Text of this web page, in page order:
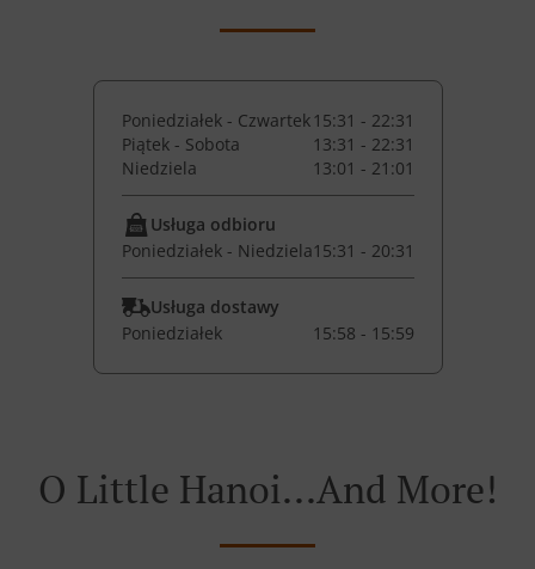
Poniedziałek - Czwartek15:31 - 22:31
Piątek - Sobota
13:31 - 22:31
Niedziela
13:01 - 21:01
Usługa odbioru
Poniedziałek - Niedziela15:31 - 20:31
Usługa dostawy
Poniedziałek
15:58 - 15:59
O Little Hanoi...and More!